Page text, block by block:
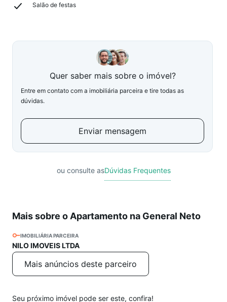
Salão de festas
Quer saber mais sobre o imóvel?
Entre em contato com a imobiliária parceira e tire todas as
dúvidas.
Enviar mensagem
ou consulte asDúvidas Frequentes
Mais sobre o Apartamento na General Neto
IMOBILIÁRIA PARCEIRA
NILO IMOVEIS LTDA
Mais anúncios deste parceiro
Seu próximo imóvel pode ser este, confira!